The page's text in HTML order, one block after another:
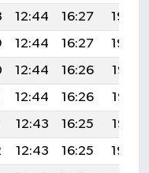
12:44 16:27
19:30
12:44 16:27
19:29
12:44 16:26
19:28
12:44 16:26
19:27
12:43 16:25
19:25
12:43 16:25
19:24